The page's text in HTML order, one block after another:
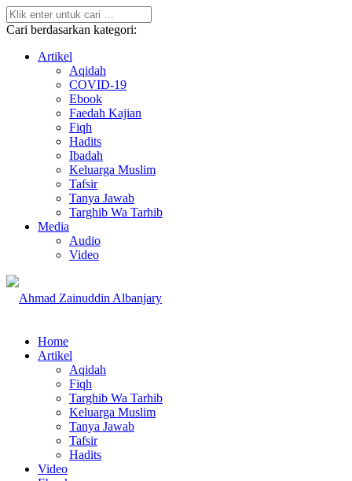
Cari berdasarkan kategori:
Artikel
Aqidah
COVID-19
Ebook
Faedah Kajian
Fiqh
Hadits
Ibadah
Keluarga Muslim
Tafsir
Tanya Jawab
Targhib Wa Tarhib
Media
Audio
Video
Home
Artikel
Aqidah
Fiqh
Targhib Wa Tarhib
Keluarga Muslim
Tanya Jawab
Tafsir
Hadits
Video